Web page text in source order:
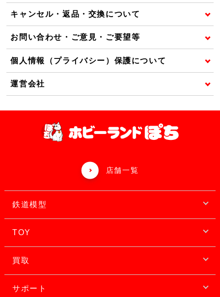
キャンセル・返品・交換について
お問い合わせ・ご意見・ご要望等
個人情報（プライバシー）保護について
運営会社
店舗一覧
鉄道模型
TOY
買取
サポート